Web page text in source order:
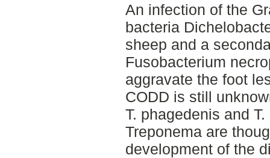
An infection of the
bacteria
sheep and a
Fusobacterium
aggravate the foot
CODD is still
T. phagedenis and
Treponema are
development of the